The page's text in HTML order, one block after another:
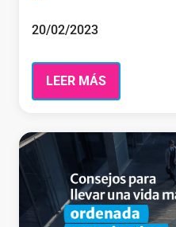
20/02/2023
LEER MÁS